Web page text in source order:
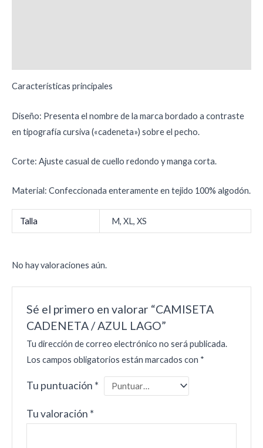
Características principales
Diseño: Presenta el nombre de la marca bordado a contraste
en tipografía cursiva («cadeneta») sobre el pecho.
Corte: Ajuste casual de cuello redondo y manga corta.
Material: Confeccionada enteramente en tejido 100% algodón.
Talla M, XL, XS
No hay valoraciones aún.
Sé el primero en valorar “CAMISETA
CADENETA / AZUL LAGO”
Tu dirección de correo electrónico no será publicada.
Los campos obligatorios están marcados con *
Tu puntuación *
Tu valoración *